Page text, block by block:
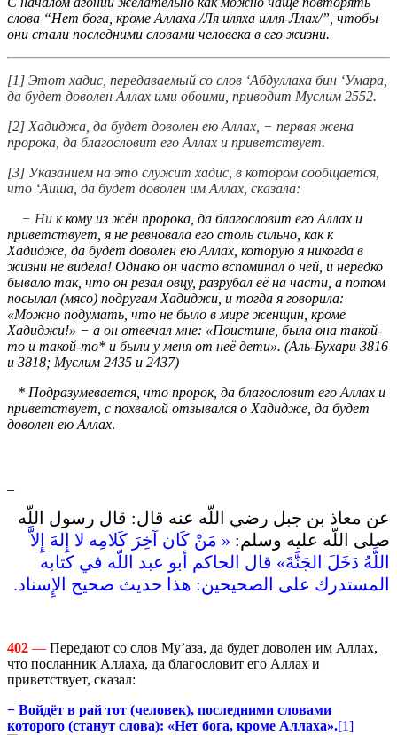
слова “Нет бога, кроме Аллаха /Ля иляха илля-Ллах/”, чтобы
они стали последними словами человека в его жизни.
[1] Этот хадис, передаваемый со слов ‘Абдуллаха бин ‘Умара,
да будет доволен Аллах ими обоими, приводит Муслим 2552.
[2] Хадиджа, да будет доволен ею Аллах, − первая жена
пророка, да благословит его Аллах и приветствует.
[3] Указанием на это служит хадис, в котором сообщается,
что ‘Аиша, да будет доволен им Аллах, сказала:
− Ни ккому из жён пророка, да благословит его Аллах и
приветствует, я не ревновала его столь сильно, как к
Хадидже, да будет доволен ею Аллах, которую я никогда в
жизни не видела! Однако он часто вспоминал о ней, и нередко
бывало так, что он резал овцу, разрубал её на части, а потом
посылал (мясо) подругам Хадиджи, и тогда я говорила:
«Можно подумать, что не было в мире женщин, кроме
Хадиджи!» − а он отвечал мне: «Поистине, была она такой-
то и такой-то* и были у меня от неё дети». (Аль-Бухари 3816
и 3818; Муслим 2435 и 2437)
* Подразумевается, что пророк, да благословит его Аллах и
приветствует, с похвалой отзывался о Хадидже, да будет
доволен ею Аллах.
عن معاذ بن جبل رضي اللّه عنه قال‏:‏ قال رسول اللّه
صلى اللّه عليه وسلم‏:‏ ‏ «‏ مَنْ كَان آخِرَ كَلامِه لا إِلهَ إِلاَّ
اللَّهُ دَخَلَ الجَنَّةَ‏»‏ قال الحاكم أبو عبد اللّه في كتابه
المستدرك على الصحيحين‏:‏ هذا حديث صحيح الإِسناد‏.‏
402 — Передают со слов Му’аза, да будет доволен им Аллах,
что посланник Аллаха, да благословит его Аллах и
приветствует, сказал:
− Войдёт в рай тот (человек), последними словами
которого (станут слова): «Нет бога, кроме Аллаха».[1]